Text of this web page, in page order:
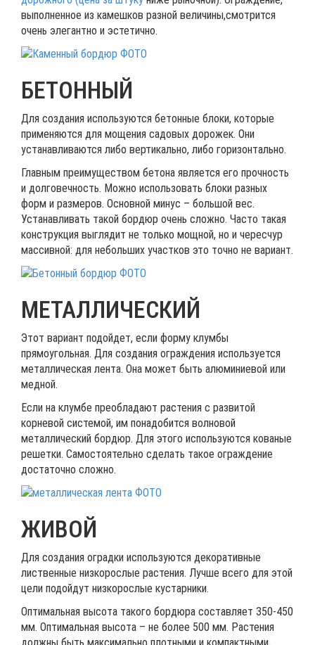
выполненное из камешков разной величины,смотрится
очень элегантно и эстетично.
БЕТОННЫЙ
Для создания используются бетонные блоки, которые
применяются для мощения садовых дорожек. Они
устанавливаются либо вертикально, либо горизонтально.
Главным преимуществом бетона является его прочность
и долговечность. Можно использовать блоки разных
форм и размеров. Основной минус – большой вес.
Устанавливать такой бордюр очень сложно. Часто такая
конструкция выглядит не только мощной, но и чересчур
массивной: для небольших участков это точно не вариант.
МЕТАЛЛИЧЕСКИЙ
Этот вариант подойдет, если форму клумбы
прямоугольная. Для создания ограждения используется
металлическая лента. Она может быть алюминиевой или
медной.
Если на клумбе преобладают растения с развитой
корневой системой, им понадобится волновой
металлический бордюр. Для этого используются кованые
решетки. Самостоятельно сделать такое ограждение
достаточно сложно.
ЖИВОЙ
Для создания оградки используются декоративные
лиственные низкорослые растения. Лучше всего для этой
цели подойдут низкорослые кустарники.
Оптимальная высота такого бордюра составляет 350-450
мм. Оптимальная высота – не более 500 мм. Растения